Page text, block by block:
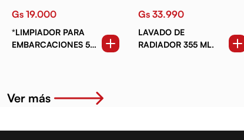
Gs 19.000
*LIMPIADOR PARA
EMBARCACIONES 500
Gs 33.990
LAVADO DE
RADIADOR 355 ML.
Ver más